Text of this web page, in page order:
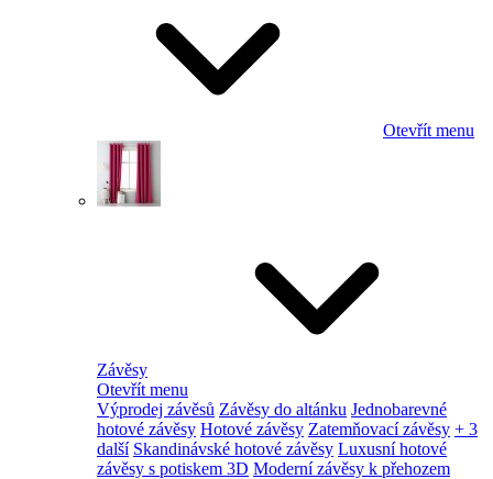
Otevřít menu
Závěsy
Otevřít menu
Výprodej závěsů Závěsy do altánku Jednobarevné
hotové závěsy Hotové závěsy Zatemňovací závěsy + 3
další Skandinávské hotové závěsy Luxusní hotové
závěsy s potiskem 3D Moderní závěsy k přehozem